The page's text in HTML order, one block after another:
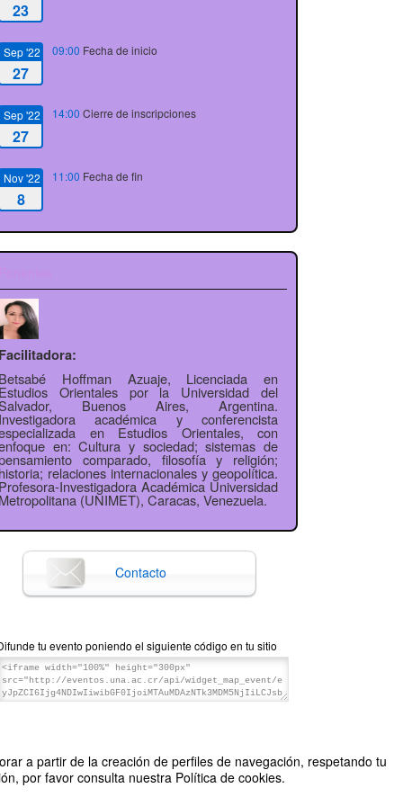
a partir de la creación de perfiles de navegación, respetando tu
por favor consulta nuestra Política de cookies.
23
Sep '22
27
09:00 Fecha de inicio
Sep '22
27
14:00 Cierre de inscripciones
Nov '22
8
11:00 Fecha de fin
Hoffman Azuaje, Licenciada en
Orientales por la Universidad del
Buenos Aires, Argentina.
académica y conferencista
en Estudios Orientales, con
en: Cultura y sociedad; sistemas de
comparado, filosofía y religión;
relaciones internacionales y geopolítica.
Investigadora Académica Universidad
(UNIMET), Caracas, Venezuela.
Contacto
tu evento poniendo el siguiente código en tu sitio